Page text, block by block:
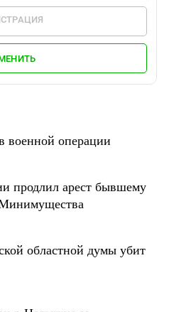
военной операции
продлил арест бывшему
Минимущества
областной думы убит